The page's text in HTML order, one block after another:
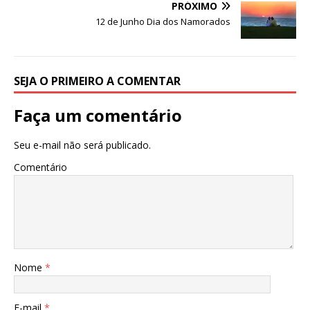
PRÓXIMO
12 de Junho Dia dos Namorados
SEJA O PRIMEIRO A COMENTAR
Faça um comentário
Seu e-mail não será publicado.
Comentário
Nome *
E-mail *